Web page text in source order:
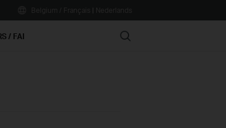
|
/ FAI Search